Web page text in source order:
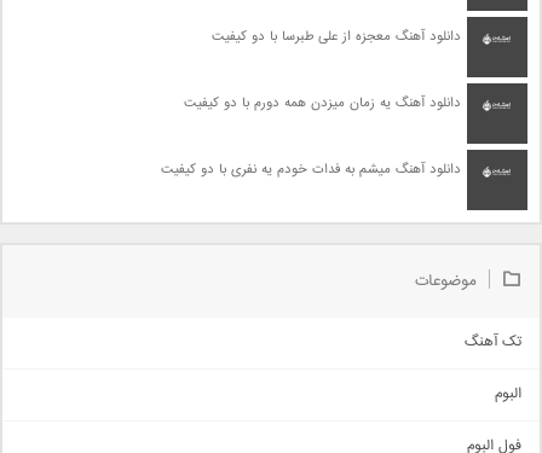
دانلود آهنگ معجزه از علی طبرسا با دو کیفیت
دانلود آهنگ یه زمان میزدن همه دورم با دو کیفیت
دانلود آهنگ میشم به فدات خودم یه نفری با دو کیفیت
موضوعات
تک آهنگ
اجتماعی
البوم
فول البوم